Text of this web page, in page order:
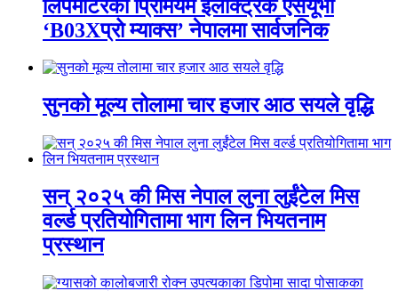
लिपमोटरको प्रिमियम इलेक्ट्रिक एसयूभी
‘B03Xप्रो म्याक्स’ नेपालमा सार्वजनिक
सुनको मूल्य तोलामा चार हजार आठ सयले वृद्धि
सन् २०२५ की मिस नेपाल लुना लुईंटेल मिस
वर्ल्ड प्रतियोगितामा भाग लिन भियतनाम
प्रस्थान